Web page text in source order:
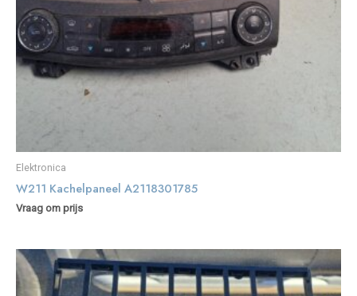
Elektronica
W211 Kachelpaneel A2118301785
Vraag om prijs